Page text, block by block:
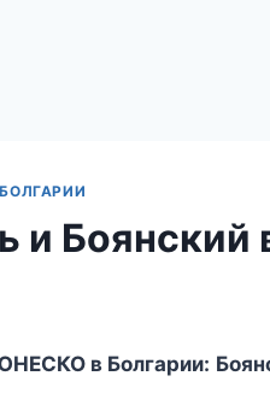
и Боянский
в Болгарии: